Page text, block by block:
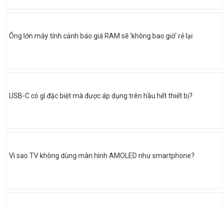
Ông lớn máy tính cảnh báo giá RAM sẽ 'không bao giờ' rẻ lại
USB-C có gì đặc biệt mà được áp dụng trên hầu hết thiết bị?
Vì sao TV không dùng màn hình AMOLED như smartphone?